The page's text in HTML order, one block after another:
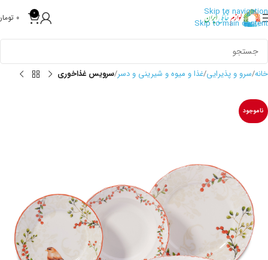
Skip to navigation
Skip to main content
0
0
خانه سرو و پذیرایی غذا و میوه و شیرینی و دسر سرویس غذاخوری
ناموجود